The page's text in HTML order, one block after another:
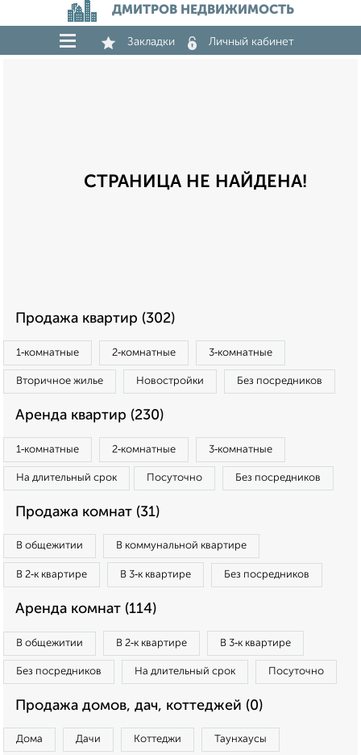
ДМИТРОВ НЕДВИЖИМОСТЬ
Закладки Личный кабинет
СТРАНИЦА НЕ НАЙДЕНА!
Продажа квартир (302)
1‑комнатные 2‑комнатные 3‑комнатные
Вторичное жилье Новостройки Без посредников
Аренда квартир (230)
1‑комнатные 2‑комнатные 3‑комнатные
На длительный срок Посуточно Без посредников
Продажа комнат (31)
В общежитии В коммунальной квартире
В 2‑к квартире В 3‑к квартире Без посредников
Аренда комнат (114)
В общежитии В 2‑к квартире В 3‑к квартире
Без посредников На длительный срок Посуточно
Продажа домов, дач, коттеджей (0)
Дома Дачи Коттеджи Таунхаусы